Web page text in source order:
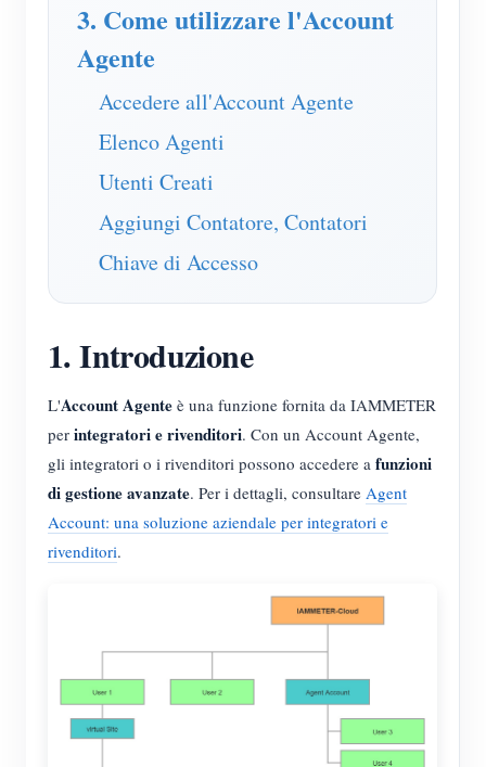
Caricatore EV
Simulatore IAMMETER
Misuratore virtuale
Sistema di previsione e simulazione energetica
Applicazioni
Monitor energetico per sistema solare FV
Monitor del consumo elettrico
Sistema di controllo del riscaldatore FV
Domotica
Negozio
Risorse
Documentazione
Video tutorial
FAQ
Notizie
Blog
Programma contributori
Centro contributori
Attività IAMMETER
App Store
Esplora il sito
Soluzioni
Contatto
3. Come utilizzare l'Account
Agente
Accedere all'Account Agente
Elenco Agenti
Utenti Creati
Aggiungi Contatore, Contatori
Chiave di Accesso
1. Introduzione
L'Account Agente è una funzione fornita da IAMMETER
per integratori e rivenditori. Con un Account Agente,
gli integratori o i rivenditori possono accedere a funzioni
di gestione avanzate. Per i dettagli, consultare Agent
Account: una soluzione aziendale per integratori e
rivenditori.